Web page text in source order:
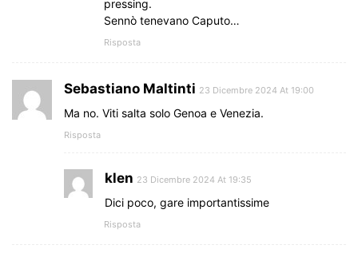
pressing.
Sennò tenevano Caputo…
Risposta
Sebastiano Maltinti 23 Dicembre 2024 At 19:00
Ma no. Viti salta solo Genoa e Venezia.
Risposta
klen 23 Dicembre 2024 At 19:35
Dici poco, gare importantissime
Risposta